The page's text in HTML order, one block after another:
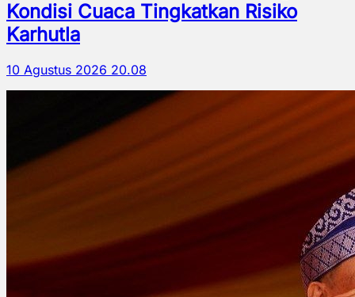
Kondisi Cuaca Tingkatkan Risiko
Karhutla
10 Agustus 2026 20.08